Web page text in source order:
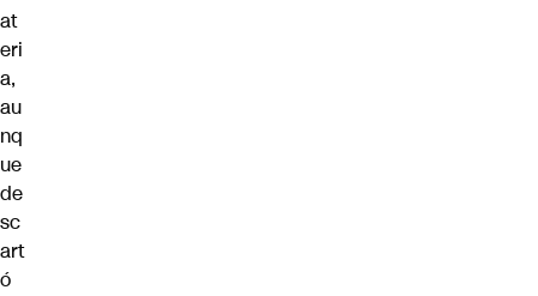
at
eri
a,
au
nq
ue
de
sc
art
ó